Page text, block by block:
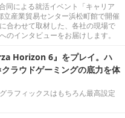
による就活イベント「キャリア
産業貿易センター浜松町館で開催
合わせて取材した、各社の現場で
のインタビューをお届けします。
Horizon 6』をプレイ。ハ
ラウドゲーミングの底力を体
ラフィックスはもちろん最高設定